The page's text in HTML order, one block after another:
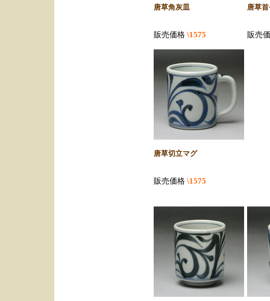
唐草角灰皿
販売価格 \1575
唐草
販売
唐草切立マグ
販売価格 \1575